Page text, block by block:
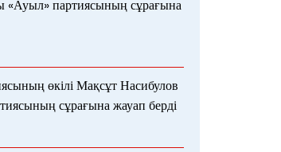
«Ауыл» партиясының сұрағына
өкілі Мақсұт Насибулов
сұрағына жауап берді